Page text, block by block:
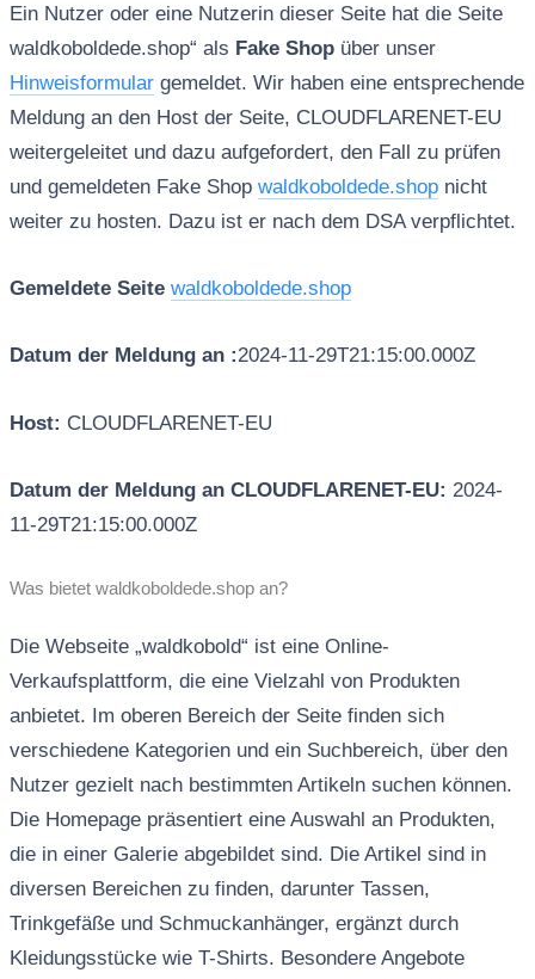
Ein Nutzer oder eine Nutzerin dieser Seite hat die Seite
waldkoboldede.shop“ als Fake Shopüber unser
Hinweisformulargemeldet. Wir haben eine entsprechende
Meldung an den Host der Seite, CLOUDFLARENET-EU
weitergeleitet und dazu aufgefordert, den Fall zu prüfen
und gemeldeten Fake Shop waldkoboldede.shopnicht
weiter zu hosten. Dazu ist er nach dem DSA verpflichtet.
Gemeldete Seite waldkoboldede.shop
Datum der Meldung an :2024-11-29T21:15:00.000Z
Host: CLOUDFLARENET-EU
Datum der Meldung an CLOUDFLARENET-EU: 2024-
11-29T21:15:00.000Z
Was bietet waldkoboldede.shop an?
Die Webseite „waldkobold“ ist eine Online-
Verkaufsplattform, die eine Vielzahl von Produkten
anbietet. Im oberen Bereich der Seite finden sich
verschiedene Kategorien und ein Suchbereich, über den
Nutzer gezielt nach bestimmten Artikeln suchen können.
Die Homepage präsentiert eine Auswahl an Produkten,
die in einer Galerie abgebildet sind. Die Artikel sind in
diversen Bereichen zu finden, darunter Tassen,
Trinkgefäße und Schmuckanhänger, ergänzt durch
Kleidungsstücke wie T-Shirts. Besondere Angebote